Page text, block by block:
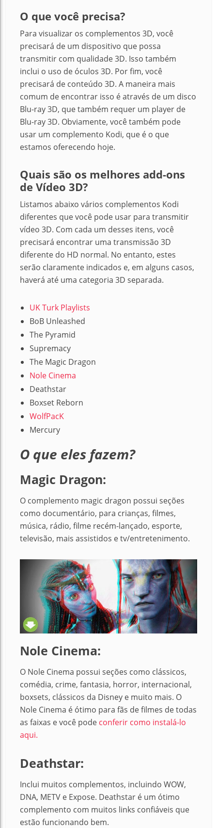
O que você precisa?
Para visualizar os complementos 3D, você
precisará de um dispositivo que possa
transmitir com qualidade 3D. Isso também
inclui o uso de óculos 3D. Por fim, você
precisará de conteúdo 3D. A maneira mais
comum de encontrar isso é através de um disco
Blu-ray 3D, que também requer um player de
Blu-ray 3D. Obviamente, você também pode
usar um complemento Kodi, que é o que
estamos oferecendo hoje.
Quais são os melhores add-ons
de Vídeo 3D?
Listamos abaixo vários complementos Kodi
diferentes que você pode usar para transmitir
vídeo 3D. Com cada um desses itens, você
precisará encontrar uma transmissão 3D
diferente do HD normal. No entanto, estes
serão claramente indicados e, em alguns casos,
haverá até uma categoria 3D separada.
UK Turk Playlists
BoB Unleashed
The Pyramid
Supremacy
The Magic Dragon
Nole Cinema
Deathstar
Boxset Reborn
WolfPacK
Mercury
O que eles fazem?
Magic Dragon:
O complemento magic dragon possui seções
como documentário, para crianças, filmes,
música, rádio, filme recém-lançado, esporte,
televisão, mais assistidos e tv/entretenimento.
Nole Cinema:
O Nole Cinema possui seções como clássicos,
comédia, crime, fantasia, horror, internacional,
boxsets, clássicos da Disney e muito mais. O
Nole Cinema é ótimo para fãs de filmes de todas
as faixas e você pode conferir como instalá-lo
aqui.
Deathstar:
Inclui muitos complementos, incluindo WOW,
DNA, METV e Expose. Deathstar é um ótimo
complemento com muitos links confiáveis ​​que
estão funcionando bem.